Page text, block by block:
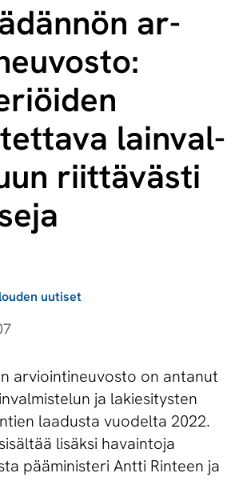
ar­
lain­val­
riittävästi
uutiset
arviointineuvosto on antanut
ja lakiesitysten
laadusta vuodelta 2022.
lisäksi havaintoja
pääministeri Antti Rinteen ja